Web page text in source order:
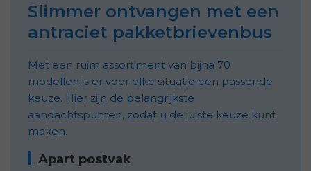
Slimmer ontvangen met een
antraciet pakketbrievenbus
Met een ruim assortiment van bijna 70
modellen is er voor elke situatie een passende
keuze. Hier zijn de belangrijkste
aandachtspunten, zodat u de juiste keuze kunt
maken.
Apart postvak